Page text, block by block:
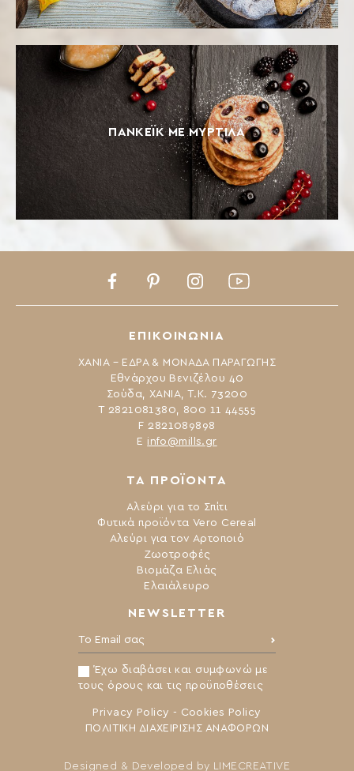
ΠΑΝΚΈΙΚ ΜΕ ΜΎΡΤΙΛΑ
NEWSLETTER
Το Email σας:
Έχω διαβάσει και συμφωνώ με
τους όρους και τις προϋποθέσεις
Privacy Policy - Cookies Policy
ΠΟΛΙΤΙΚΗ ΔΙΑΧΕΙΡΙΣΗΣ ΑΝΑΦΟΡΩΝ
ΤΑ ΠΡΟΪΟΝΤΑ
Αλεύρι για το Σπίτι
Φυτικά προϊόντα Vero Cereal
Αλεύρι για τον Αρτοποιό
Ζωοτροφές
Βιομάζα Ελιάς
Ελαιάλευρο
ΕΠΙΚΟΙΝΩΝΙΑ
ΧΑΝΙΑ – ΕΔΡΑ & ΜΟΝΑΔΑ ΠΑΡΑΓΩΓΗΣ
Εθνάρχου Βενιζέλου 40
Σούδα, ΧΑΝΙΑ, Τ.Κ. 73200
Τ 2821081380, 800 11 44555
F 2821089898
Ε info@mills.gr
FacebookPinterestInstagramYoutube
Designed & Developed by LIMECREATIVE